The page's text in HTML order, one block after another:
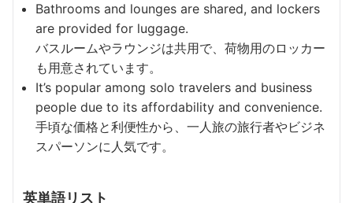
Bathrooms and lounges are shared, and lockers
are provided for luggage.
バスルームやラウンジは共用で、荷物用のロッカー
も用意されています。
It’s popular among solo travelers and business
people due to its affordability and convenience.
手頃な価格と利便性から、一人旅の旅行者やビジネ
スパーソンに人気です。
英単語リスト